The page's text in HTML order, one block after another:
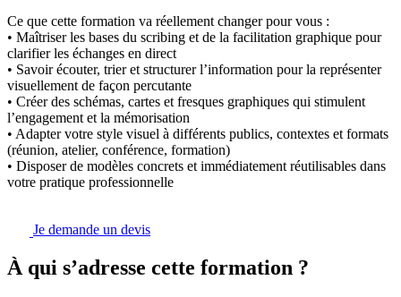
Ce que cette formation va réellement changer pour vous :
• Maîtriser les bases du scribing et de la facilitation graphique pour
clarifier les échanges en direct
• Savoir écouter, trier et structurer l’information pour la représenter
visuellement de façon percutante
• Créer des schémas, cartes et fresques graphiques qui stimulent
l’engagement et la mémorisation
• Adapter votre style visuel à différents publics, contextes et formats
(réunion, atelier, conférence, formation)
• Disposer de modèles concrets et immédiatement réutilisables dans
votre pratique professionnelle
Je demande un devis
À qui s’adresse cette formation ?